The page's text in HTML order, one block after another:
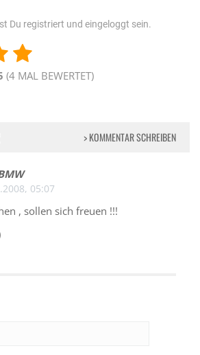
Du registriert und eingeloggt sein.
(4 MAL BEWERTET)
> KOMMENTAR SCHREIBEN
05:07
, sollen sich freuen !!!